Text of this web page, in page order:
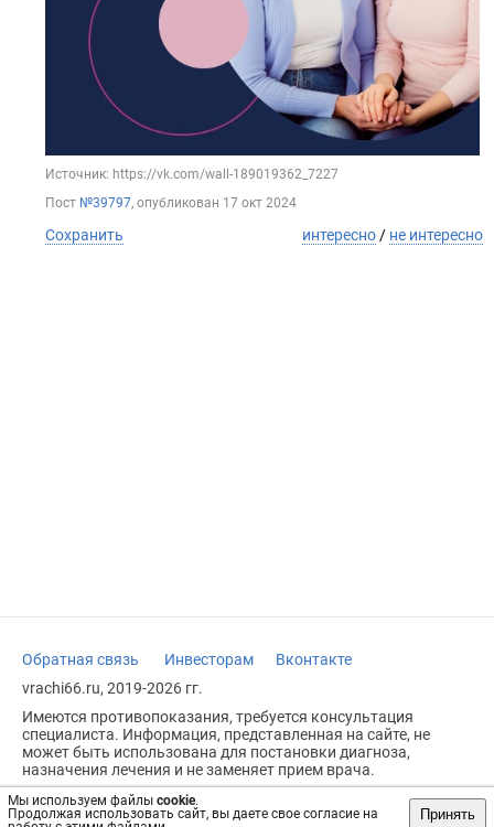
Мы используем файлы cookie.
Продолжая использовать сайт, вы даете свое согласие на
Принять
Источник: https://vk.com/wall-189019362_7227
Пост №39797, опубликован 17 окт 2024
Сохранить интересно / не интересно
Обратная связь Инвесторам
Вконтакте
vrachi66.ru, 2019-2026 гг.
Имеются противопоказания, требуется консультация
специалиста. Информация, представленная на сайте, не
может быть использована для постановки диагноза,
назначения лечения и не заменяет прием врача.
Возрастное ограничение: 18+